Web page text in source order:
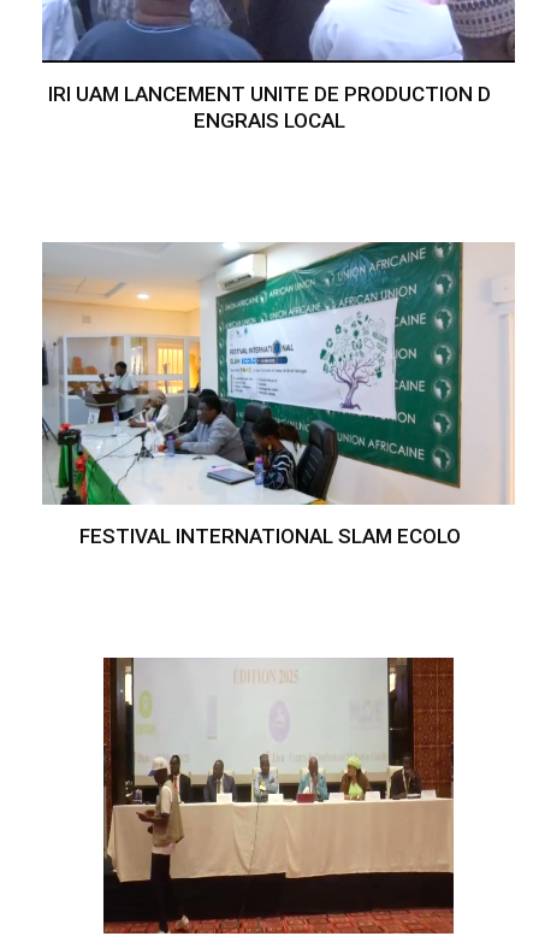
IRI UAM LANCEMENT UNITE DE PRODUCTION D
ENGRAIS LOCAL
FESTIVAL INTERNATIONAL SLAM ECOLO